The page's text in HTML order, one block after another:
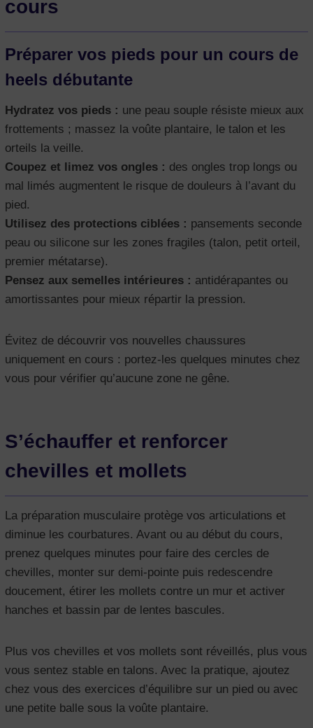
cours
Préparer vos pieds pour un cours de
heels débutante
Hydratez vos pieds : une peau souple résiste mieux aux
frottements ; massez la voûte plantaire, le talon et les
orteils la veille.
Coupez et limez vos ongles : des ongles trop longs ou
mal limés augmentent le risque de douleurs à l’avant du
pied.
Utilisez des protections ciblées : pansements seconde
peau ou silicone sur les zones fragiles (talon, petit orteil,
premier métatarse).
Pensez aux semelles intérieures : antidérapantes ou
amortissantes pour mieux répartir la pression.
Évitez de découvrir vos nouvelles chaussures
uniquement en cours : portez-les quelques minutes chez
vous pour vérifier qu’aucune zone ne gêne.
S’échauffer et renforcer
chevilles et mollets
La préparation musculaire protège vos articulations et
diminue les courbatures. Avant ou au début du cours,
prenez quelques minutes pour faire des cercles de
chevilles, monter sur demi-pointe puis redescendre
doucement, étirer les mollets contre un mur et activer
hanches et bassin par de lentes bascules.
Plus vos chevilles et vos mollets sont réveillés, plus vous
vous sentez stable en talons. Avec la pratique, ajoutez
chez vous des exercices d’équilibre sur un pied ou avec
une petite balle sous la voûte plantaire.